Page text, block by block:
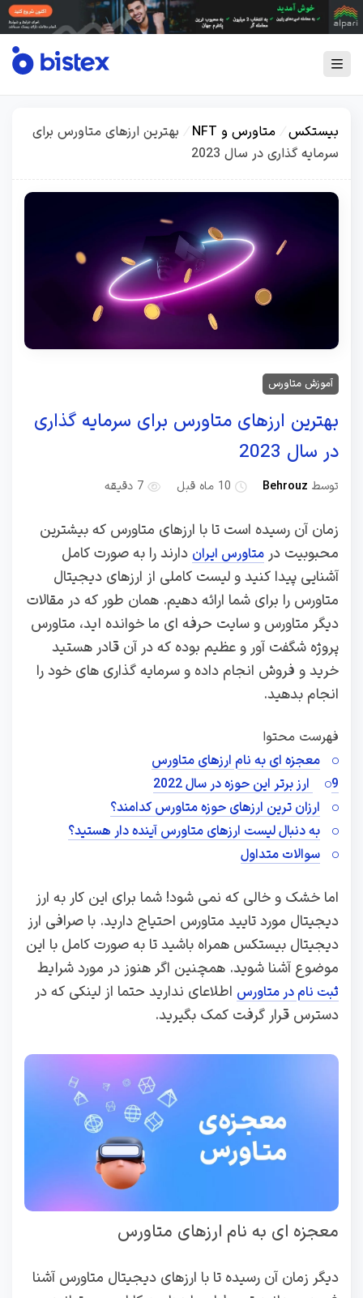
بیستکس متاورس و NFT
بهترین ارزهای متاورس برای
سرمایه گذاری در سال 2023
آموزش متاورس
بهترین ارزهای متاورس برای سرمایه گذاری
در سال 2023
توسط Behrouz 10 ماه قبل 7 دقیقه
زمان آن رسیده است تا با ارزهای متاورس که بیشترین
محبوبیت در متاورس ایران دارند را به صورت کامل
آشنایی پیدا کنید و لیست کاملی از ارزهای دیجیتال
متاورس را برای شما ارائه دهیم. همان طور که در مقالات
دیگر متاورس و سایت حرفه ای ما خوانده اید، متاورس
پروژه شگفت آور و عظیم بوده که در آن قادر هستید
خرید و فروش انجام داده و سرمایه گذاری های خود را
انجام بدهید.
فهرست محتوا
معجزه ای به نام ارزهای متاورس
9 ارز برتر این حوزه در سال 2022
ارزان ترین ارزهای حوزه متاورس کدامند؟
به دنبال لیست ارزهای متاورس آینده دار هستید؟
سوالات متداول
اما خشک و خالی که نمی شود! شما برای این کار به ارز
دیجیتال مورد تایید متاورس احتیاج دارید. با صرافی ارز
دیجیتال بیستکس همراه باشید تا به صورت کامل با این
موضوع آشنا شوید. همچنین اگر هنوز در مورد شرایط
ثبت نام در متاورس اطلاعای ندارید حتما از لینکی که در
دسترس قرار گرفت کمک بگیرید.
معجزه ای به نام ارزهای متاورس
دیگر زمان آن رسیده تا با ارزهای دیجیتال متاورس آشنا